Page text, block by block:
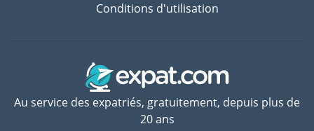
Conditions d'utilisation
Au service des expatriés, gratuitement, depuis plus de
20 ans